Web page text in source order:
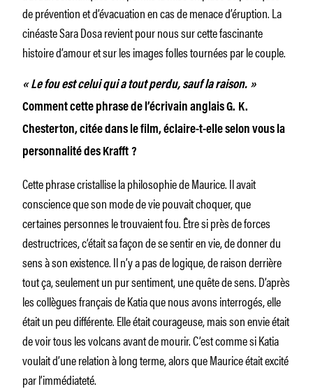
de prévention et d’évacuation en cas de menace d’éruption. La
cinéaste Sara Dosa revient pour nous sur cette fascinante
histoire d’amour et sur les images folles tournées par le couple.
« Le fou est celui qui a tout perdu, sauf la raison. »
Comment cette phrase de l’écrivain anglais G. K.
Chesterton, citée dans le film, éclaire-t-elle selon vous la
personnalité des Krafft ?
Cette phrase cristallise la philosophie de Maurice. Il avait
conscience que son mode de vie pouvait choquer, que
certaines personnes le trouvaient fou. Être si près de forces
destructrices, c’était sa façon de se sentir en vie, de donner du
sens à son existence. Il n’y a pas de logique, de raison derrière
tout ça, seulement un pur sentiment, une quête de sens. D’après
les collègues français de Katia que nous avons interrogés, elle
était un peu différente. Elle était courageuse, mais son envie était
de voir tous les volcans avant de mourir. C’est comme si Katia
voulait d’une relation à long terme, alors que Maurice était excité
par l’immédiateté.